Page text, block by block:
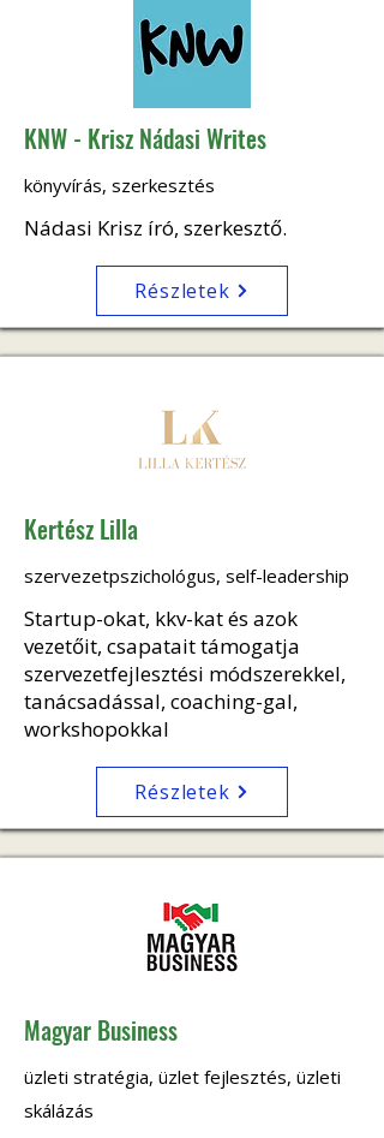
KNW - Krisz Nádasi Writes
könyvírás, szerkesztés
Nádasi Krisz író, szerkesztő.
Részletek
Kertész Lilla
szervezetpszichológus, self-leadership
Startup-okat, kkv-kat és azok
vezetőit, csapatait támogatja
szervezetfejlesztési módszerekkel,
tanácsadással, coaching-gal,
workshopokkal
Részletek
Magyar Business
üzleti stratégia, üzlet fejlesztés, üzleti
skálázás